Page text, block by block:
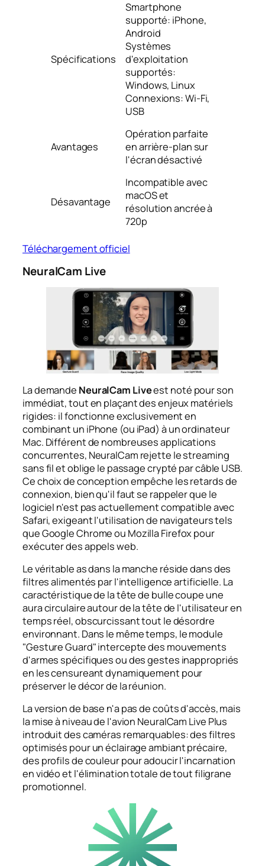
Spécifications
Smartphone
supporté: iPhone,
Android
Systèmes
d'exploitation
supportés:
Windows, Linux
Connexions: Wi-Fi,
USB
Avantages
Opération parfaite
en arrière-plan sur
l'écran désactivé
Désavantage
Incompatible avec
macOS et
résolution ancrée à
720p
Téléchargement officiel
NeuralCam Live
La demande NeuralCam Liveest noté pour son
immédiat, tout en plaçant des enjeux matériels
rigides: il fonctionne exclusivement en
combinant un iPhone (ou iPad) à un ordinateur
Mac. Différent de nombreuses applications
concurrentes, NeuralCam rejette le streaming
sans fil et oblige le passage crypté par câble USB.
Ce choix de conception empêche les retards de
connexion, bien qu'il faut se rappeler que le
logiciel n'est pas actuellement compatible avec
Safari, exigeant l'utilisation de navigateurs tels
que Google Chrome ou Mozilla Firefox pour
exécuter des appels web.
Le véritable as dans la manche réside dans des
filtres alimentés par l'intelligence artificielle. La
caractéristique de la tête de bulle coupe une
aura circulaire autour de la tête de l'utilisateur en
temps réel, obscurcissant tout le désordre
environnant. Dans le même temps, le module
"Gesture Guard" intercepte des mouvements
d'armes spécifiques ou des gestes inappropriés
en les censureant dynamiquement pour
préserver le décor de la réunion.
La version de base n'a pas de coûts d'accès, mais
la mise à niveau de l'avion NeuralCam Live Plus
introduit des caméras remarquables: des filtres
optimisés pour un éclairage ambiant précaire,
des profils de couleur pour adoucir l'incarnation
en vidéo et l'élimination totale de tout filigrane
promotionnel.